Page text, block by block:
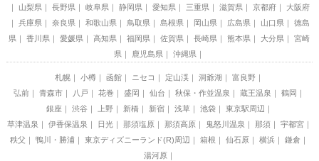
山梨県
長野県 岐阜県 静岡県 愛知県 三重県 滋賀県 京都府
大阪府
兵庫県
奈良県 和歌山県 鳥取県 島根県 岡山県 広島県 山口県
徳島
県
香川県 愛媛県 高知県 福岡県 佐賀県 長崎県 熊本県 大分県
宮崎
県
鹿児島県 沖縄県
札幌 小樽 函館 ニセコ 定山渓 洞爺湖
富良野
弘前
青森市 八戸 花巻 盛岡 仙台 秋保・作並温泉 蔵王温泉
鶴岡
銀座
渋谷 上野 新橋 新宿 浅草 池袋
東京駅周辺
草津温泉
伊香保温泉 日光 那須塩原 那須高原 鬼怒川温泉 那須
宇都宮
秩父
鴨川・勝浦 東京ディズニーランド(R)周辺 箱根 仙石原 横浜
鎌倉
湯河原